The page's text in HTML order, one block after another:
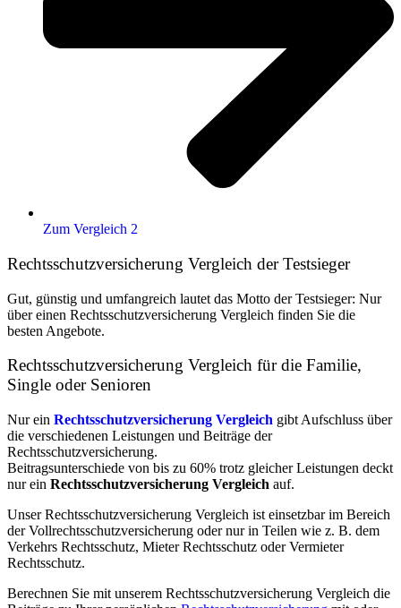
Zum Vergleich 2
Rechtsschutzversicherung Vergleich der Testsieger
Gut, günstig und umfangreich lautet das Motto der Testsieger: Nur
über einen Rechtsschutzversicherung Vergleich finden Sie die
besten Angebote.
Rechtsschutzversicherung Vergleich für die Familie,
Single oder Senioren
Nur ein Rechtsschutzversicherung Vergleich gibt Aufschluss über
die verschiedenen Leistungen und Beiträge der
Rechtsschutzversicherung.
Beitragsunterschiede von bis zu 60% trotz gleicher Leistungen deckt
nur ein Rechtsschutzversicherung Vergleich auf.
Unser Rechtsschutzversicherung Vergleich ist einsetzbar im Bereich
der Vollrechtsschutzversicherung oder nur in Teilen wie z. B. dem
Verkehrs Rechtsschutz, Mieter Rechtsschutz oder Vermieter
Rechtsschutz.
Berechnen Sie mit unserem Rechtsschutzversicherung Vergleich die